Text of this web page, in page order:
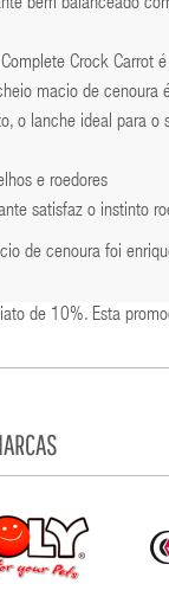
bem balanceado
Crock Carrot
macio de cenoura
o lanche ideal para o
e roedores
satisfaz o instinto
de cenoura foi
de 10%. Esta